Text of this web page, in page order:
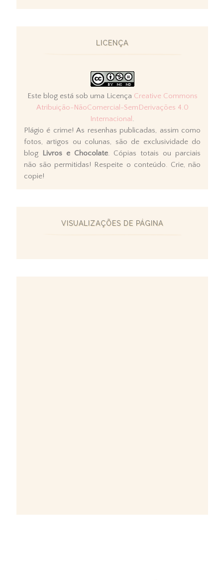
LICENÇA
Este blog está sob uma Licença Creative Commons
Atribuição-NãoComercial-SemDerivações 4.0
Internacional .
Plágio é crime! As resenhas publicadas, assim como
fotos, artigos ou colunas, são de exclusividade do
blog Livros e Chocolate. Cópias totais ou parciais
não são permitidas! Respeite o conteúdo. Crie, não
copie!
VISUALIZAÇÕES DE PÁGINA